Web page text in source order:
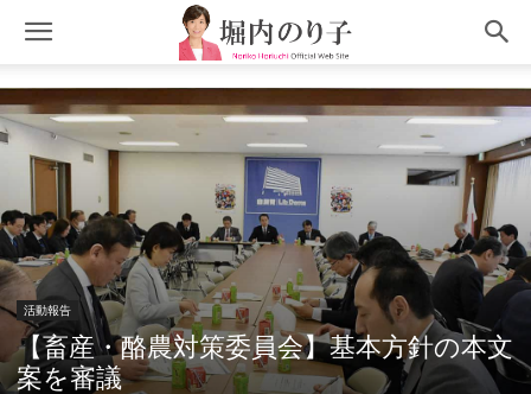
活動報告
【畜産・酪農対策委員会】基本方針の本文
案を審議